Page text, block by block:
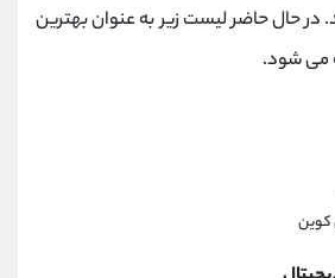
در حال حاضر لیست زیر به عنوان بهترین
می شود.